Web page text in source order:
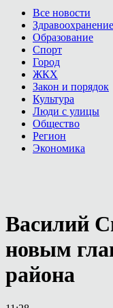
Все новости
Здравоохранение
Образование
Спорт
Город
ЖКХ
Закон и порядок
Культура
Люди с улицы
Общество
Регион
Экономика
Василий
новым
района